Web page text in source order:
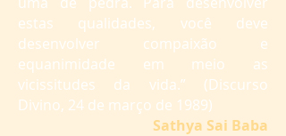
estas qualidades, você deve
desenvolver compaixão e
equanimidade em meio as
vicissitudes da vida.” (Discurso
Divino, 24 de março de 1989)
Sathya Sai Baba